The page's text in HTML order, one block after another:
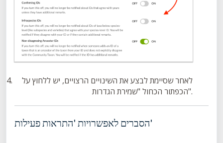
לאחר שסיימת לבצע את השינויים הרצויים, יש ללחוץ על
הכפתור הכחול "שמירת הגדרות".
הסברים לאפשרויות 'התראות פעילות'